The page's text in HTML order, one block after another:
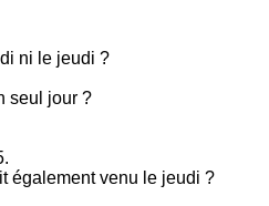
ni le jeudi ?
seul jour ?
également venu le jeudi ?